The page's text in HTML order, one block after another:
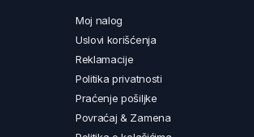
Moj nalog
Uslovi korišćenja
Reklamacije
Politika privatnosti
Praćenje pošiljke
Povraćaj & Zamena